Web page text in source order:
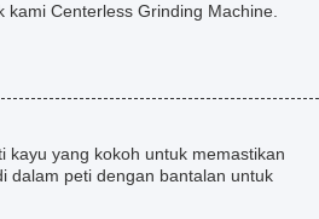
Centerless Grinding Machine.
kayu yang kokoh untuk memastikan
dalam peti dengan bantalan untuk